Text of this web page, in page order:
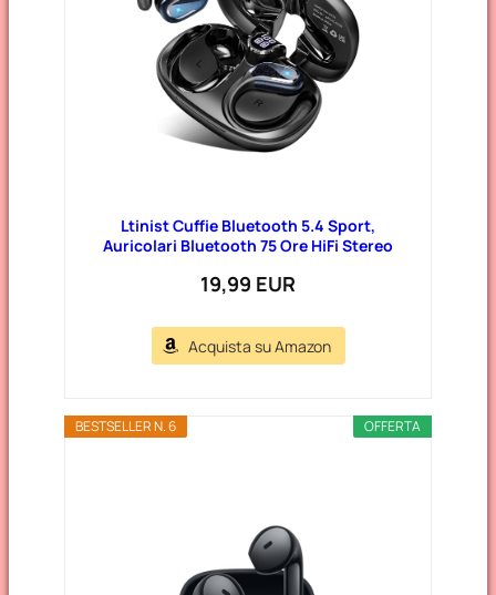
Ltinist Cuffie Bluetooth 5.4 Sport,
Auricolari Bluetooth 75 Ore HiFi Stereo
19,99 EUR
Acquista su Amazon
OFFERTA
BESTSELLER N. 6